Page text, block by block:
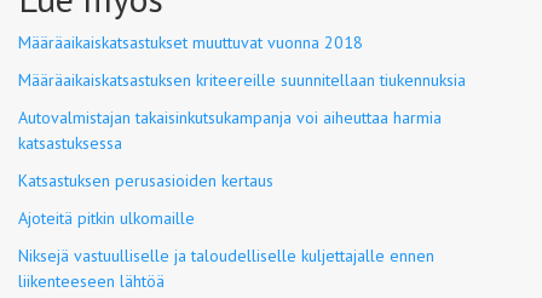
Määräaikaiskatsastukset muuttuvat vuonna 2018
Määräaikaiskatsastuksen kriteereille suunnitellaan tiukennuksia
Autovalmistajan takaisinkutsukampanja voi aiheuttaa harmia
katsastuksessa
Katsastuksen perusasioiden kertaus
Ajoteitä pitkin ulkomaille
Niksejä vastuulliselle ja taloudelliselle kuljettajalle ennen
liikenteeseen lähtöä